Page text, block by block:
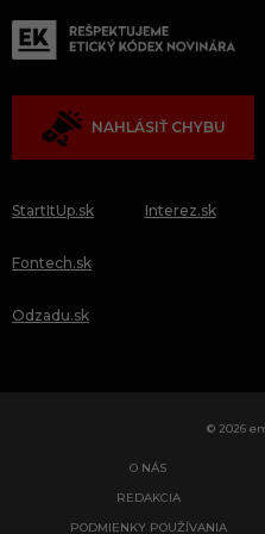
NAHLÁSIŤ CHYBU
StartItUp.sk
Fontech.sk
Odzadu.sk
Interez.sk
© 2026
O NÁS
REDAKCIA
PODMIENKY POUŽÍVANIA